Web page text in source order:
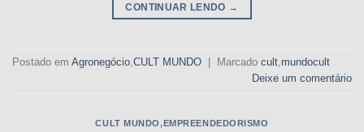
CONTINUAR LENDO →
Postado em Agronegócio CULT MUNDO Marcado cult mundocult
Deixe um comentário
CULT MUNDO,EMPREENDEDORISMO